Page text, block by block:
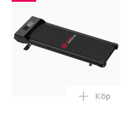
för par eller familjer.
Adapter + Kabel 25W
17 / 16 / 15 Lägg till
Köp